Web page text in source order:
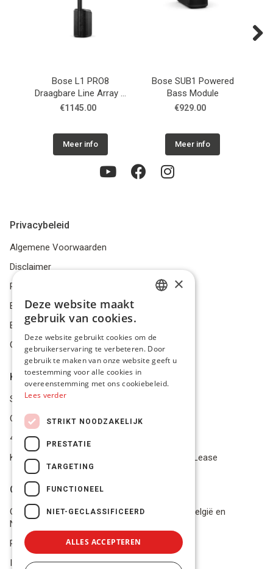
Bose L1 PRO8
Draagbare Line Array +
sub
€1145.00
Meer info
Bose SUB1 Powered
Bass Module
€929.00
Meer info
Privacybeleid
Algemene Voorwaarden
Disclaimer
Privacybeleid
Bestelling herroepen
Betalingsmiddelen
Geschillen
Klantenservice
Service Center
Onze winkel
4.9 op 5 gescoord op Trustpilot
Koop je materiaal op afbetaling met Pro Gear Lease
Onze beloftes
Gratis verzending naar jou thuis vanaf €49 in België en
Nederland
Razendsnel advies
In voorraad? Volgende werkdag geleverd!
ENGLISH
×
Deze website maakt
gebruik van cookies.
Deze website gebruikt cookies om de
gebruikerservaring te verbeteren. Door
gebruik te maken van onze website geeft u
toestemming voor alle cookies in
overeenstemming met ons cookiebeleid.
Lees verder
STRIKT NOODZAKELIJK
PRESTATIE
TARGETING
FUNCTIONEEL
NIET-GECLASSIFICEERD
ALLES ACCEPTEREN